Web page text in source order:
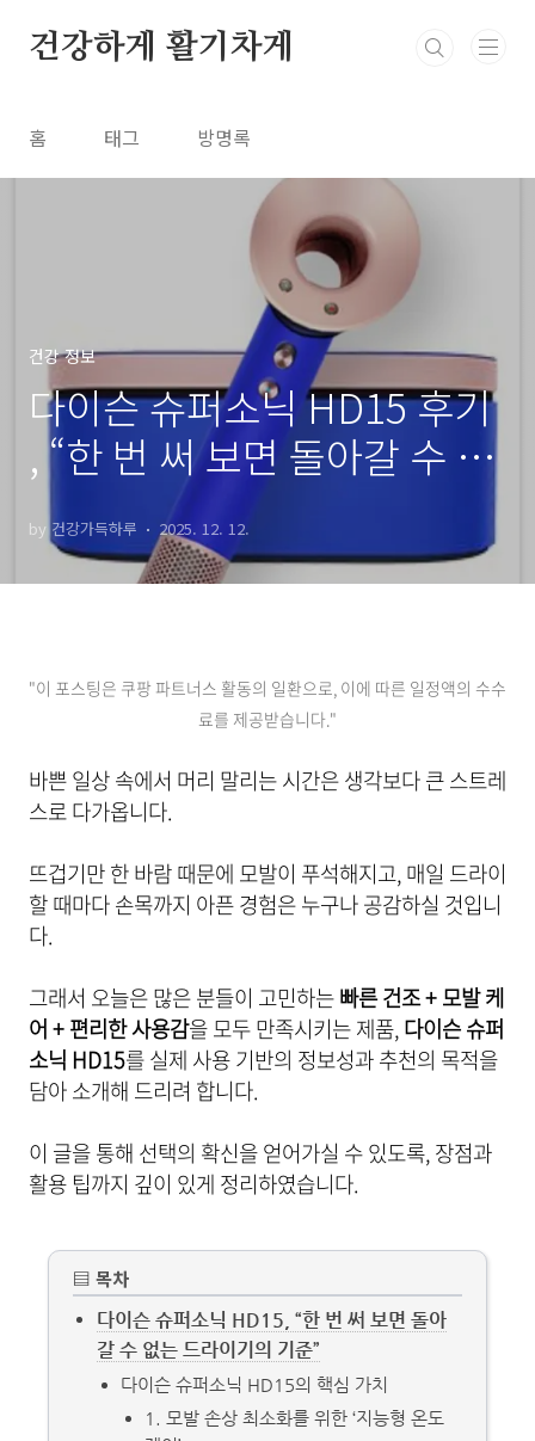
건강하게 활기차게
홈 태그 방명록
건강 정보
다이슨 슈퍼소닉 HD15 후기
, “한 번 써 보면 돌아갈 수 없
는 드라이기의 기준”
by 건강가득하루 2025. 12. 12.
"이 포스팅은 쿠팡 파트너스 활동의 일환으로, 이에 따른 일정액의 수수
료를 제공받습니다."
바쁜 일상 속에서 머리 말리는 시간은 생각보다 큰 스트레
스로 다가옵니다.
뜨겁기만 한 바람 때문에 모발이 푸석해지고, 매일 드라이
할 때마다 손목까지 아픈 경험은 누구나 공감하실 것입니
다.
그래서 오늘은 많은 분들이 고민하는빠른 건조 + 모발 케
어 + 편리한 사용감을 모두 만족시키는 제품,다이슨 슈퍼
소닉 HD15를 실제 사용 기반의 정보성과 추천의 목적을
담아 소개해 드리려 합니다.
이 글을 통해 선택의 확신을 얻어가실 수 있도록, 장점과
활용 팁까지 깊이 있게 정리하였습니다.
▤ 목차
다이슨 슈퍼소닉 HD15, “한 번 써 보면 돌아
갈 수 없는 드라이기의 기준”
다이슨 슈퍼소닉 HD15의 핵심 가치
1. 모발 손상 최소화를 위한 ‘지능형 온도